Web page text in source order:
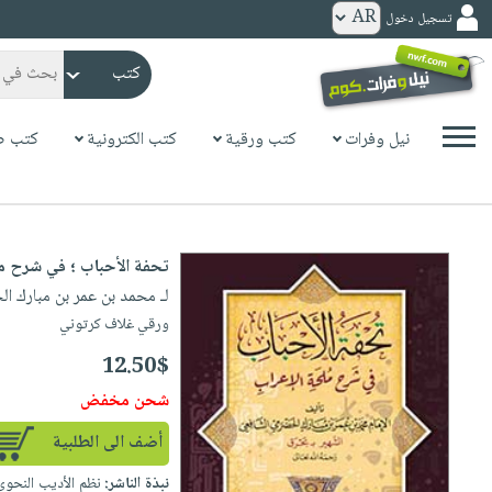
كتب
ورقية
المواضيع
مبيعاً
جوائز
شحن
مخفض
خاصة
صفحات
مشوقة
الكترونية
الرئيسية
كتب
مجانية
الصفحة
masmu3
حدودالصفحة
تسجيل دخول
نيل وفرات كتب ورقية كتب الكترونية كتب
تحفة الأحباب ؛ في شرح
لـ محمد بن عمر بن مبارك
ورقي غلاف كرتوني
12.50$
شحن مخفض
أضف الى الطلبية
نبذة الناشر: نظم الأديب